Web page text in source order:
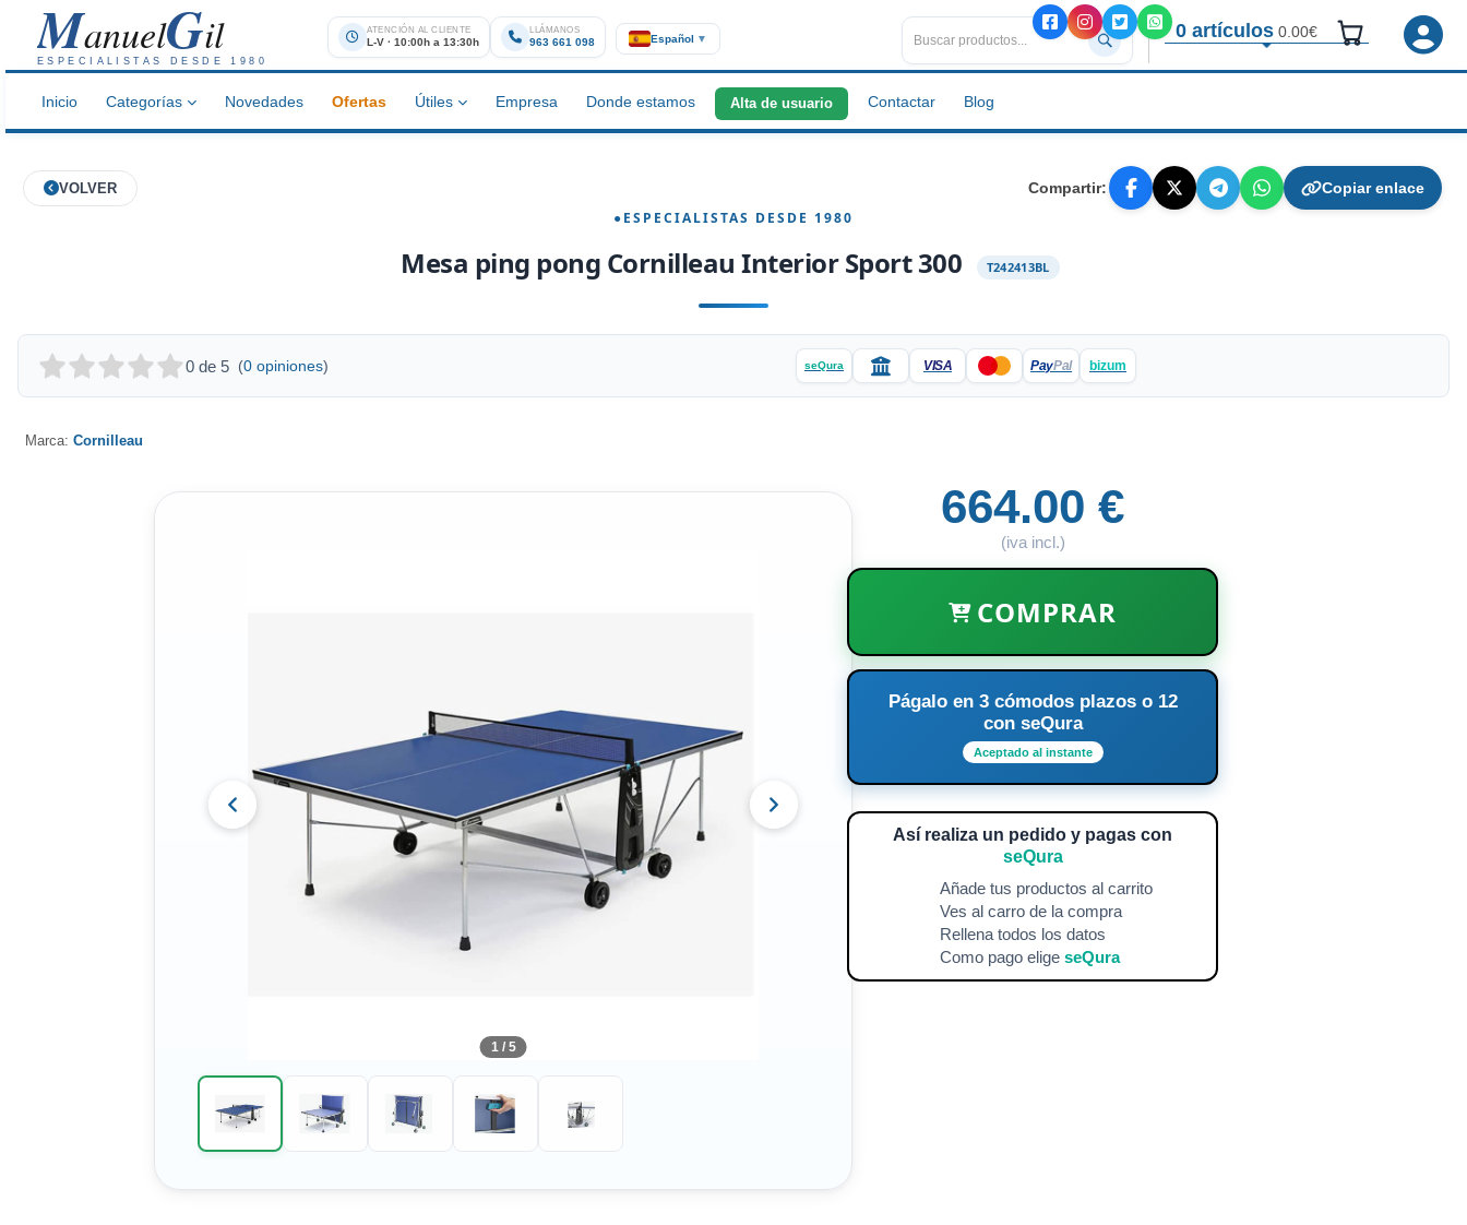
ManuelGil
ESPECIALISTAS DESDE 1980
ATENCIÓN AL CLIENTE
L-V · 10:00h a 13:30h
LLÁMANOS
963 661 098 Español ▼ 0 artículos 0.00€
Inicio Categorías Novedades Ofertas Útiles Empresa Donde estamos Alta de usuario Contactar Blog
VOLVER Compartir: Copiar enlace
664.00 €
(iva incl.)
COMPRAR
Págalo en 3 cómodos plazos o 12
con seQura
Aceptado al instante
Así realiza un pedido y pagas con
seQura
Añade tus productos al carrito
Ves al carro de la compra
Rellena todos los datos
Como pago elige seQura
0 de 5 (0 opiniones) seQura VISA PayPal bizum
Mesa ping pong Cornilleau Interior Sport 300 T242413BL
Marca: Cornilleau
1 / 5